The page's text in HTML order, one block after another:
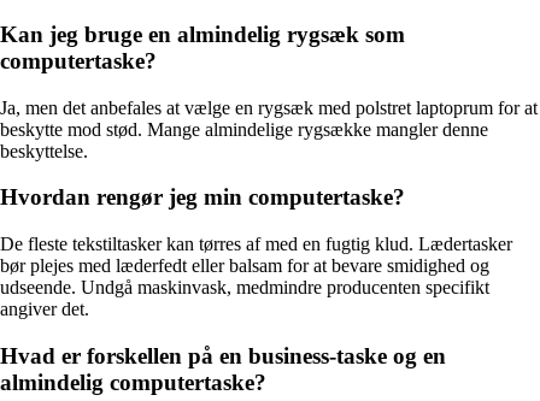
Kan jeg bruge en almindelig rygsæk som
computertaske?
Ja, men det anbefales at vælge en rygsæk med polstret laptoprum for at
beskytte mod stød. Mange almindelige rygsække mangler denne
beskyttelse.
Hvordan rengør jeg min computertaske?
De fleste tekstiltasker kan tørres af med en fugtig klud. Lædertasker
bør plejes med læderfedt eller balsam for at bevare smidighed og
udseende. Undgå maskinvask, medmindre producenten specifikt
angiver det.
Hvad er forskellen på en business-taske og en
almindelig computertaske?